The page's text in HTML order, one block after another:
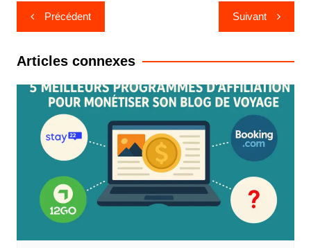
Navigation
de
l’article
Précédent Suivant
Articles connexes